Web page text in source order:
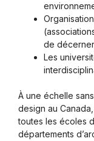
de
Les
À une échelle
design au
toutes les écoles
départements